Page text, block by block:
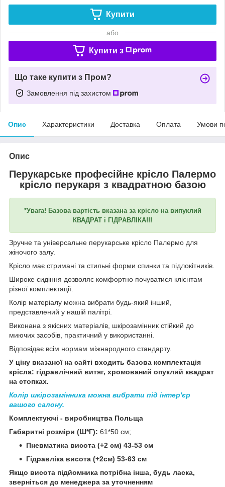
Купити
або
Купити з
Що таке купити з Пром?
Замовлення під захистом
Опис Характеристики Доставка Оплата Умови
Опис
Перукарське професійне крісло Палермо
крісло перукаря з квадратною базою
*Увага! Базова вартість вказана за крісло на випуклий
КВАДРАТ і ГІДРАВЛІКА!!!
Зручне та універсальне перукарське крісло Палермо для
жіночого залу.
Крісло має стримані та стильні форми спинки та підлокітників.
Широке сидіння дозволяє комфортно почуватися клієнтам
різної комплектації.
Колір матеріалу можна вибрати будь-який інший,
представлений у нашій палітрі.
Виконана з якісних матеріалів, шкірозамінник стійкий до
миючих засобів, практичний у використанні.
Відповідає всім нормам міжнародного стандарту.
У ціну вказаної на сайті входить базова комплектація
крісла: гідравлічний витяг, хромований опуклий квадрат
на стопках.
Колір шкірозамінника можна вибрати під інтер'єр
вашого салону.
Комплектуючі - виробництва Польща
Габаритні розміри (Ш*Г): 61*50 см;
Пневматика висота (+2 см) 43-53 см
Гідравліка висота (+2см) 53-63 см
Якщо висота підйомника потрібна інша, будь ласка,
зверніться до менеджера за уточненням